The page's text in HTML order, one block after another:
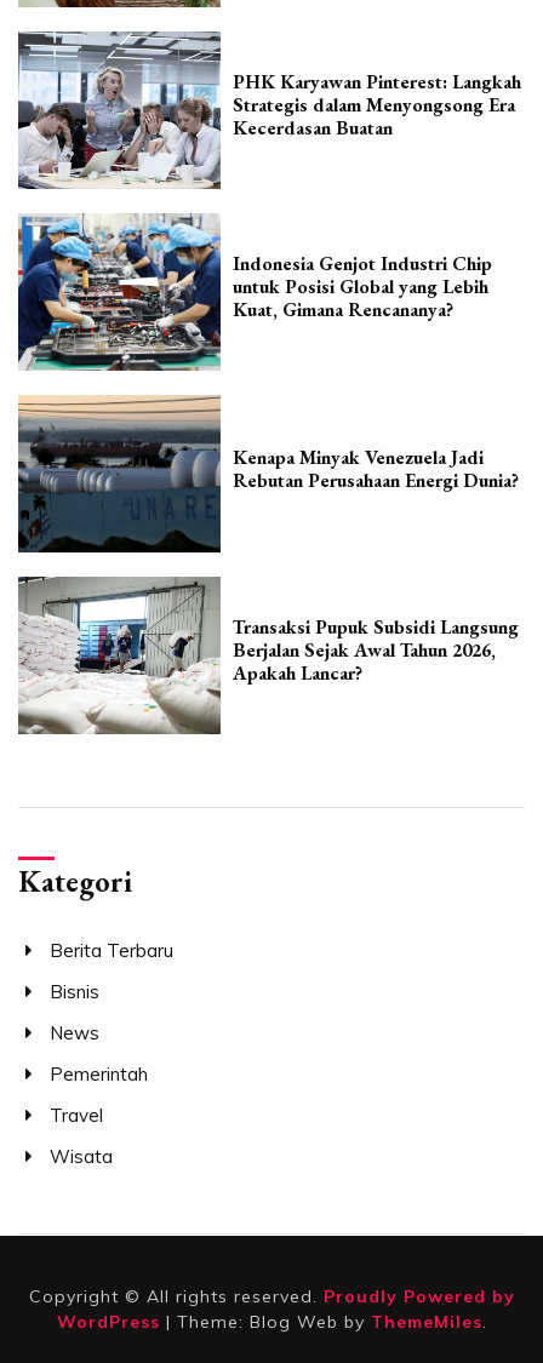
PHK Karyawan Pinterest: Langkah
Strategis dalam Menyongsong Era
Kecerdasan Buatan
Indonesia Genjot Industri Chip
untuk Posisi Global yang Lebih
Kuat, Gimana Rencananya?
Kenapa Minyak Venezuela Jadi
Rebutan Perusahaan Energi Dunia?
Transaksi Pupuk Subsidi Langsung
Berjalan Sejak Awal Tahun 2026,
Apakah Lancar?
Kategori
Berita Terbaru
Bisnis
News
Pemerintah
Travel
Wisata
Copyright © All rights reserved. Proudly Powered by
WordPress | Theme: Blog Web by ThemeMiles.